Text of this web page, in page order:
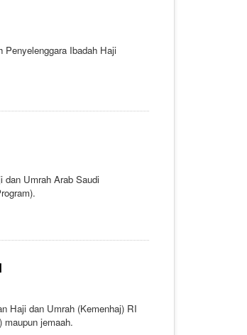
Penyelenggara Ibadah Haji
dan Umrah Arab Saudi
Haji dan Umrah (Kemenhaj) RI
jemaah.